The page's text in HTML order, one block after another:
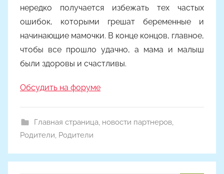
нередко получается избежать тех частых
ошибок, которыми грешат беременные и
начинающие мамочки. В конце концов, главное,
чтобы все прошло удачно, а мама и малыш
были здоровы и счастливы.
Обсудить на форуме
Главная страница новости партнеров,
Родители Родители